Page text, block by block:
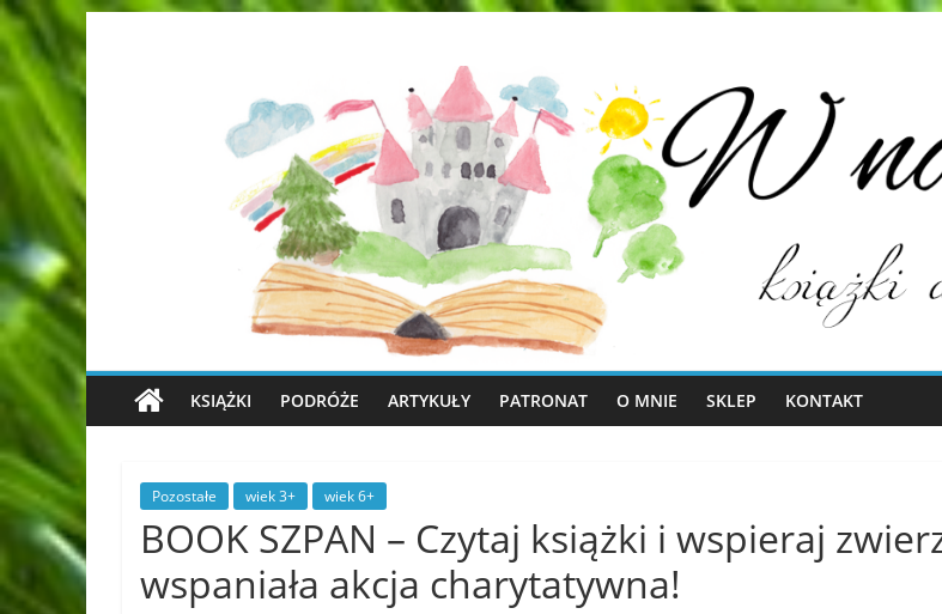
KSIĄŻKI PODRÓŻE ARTYKUŁY PATRONAT O MNIE SKLEP KONTAKT
Pozostałe wiek 3+ wiek 6+
BOOK SZPAN – Czytaj książki i wspieraj
wspaniała akcja charytatywna!